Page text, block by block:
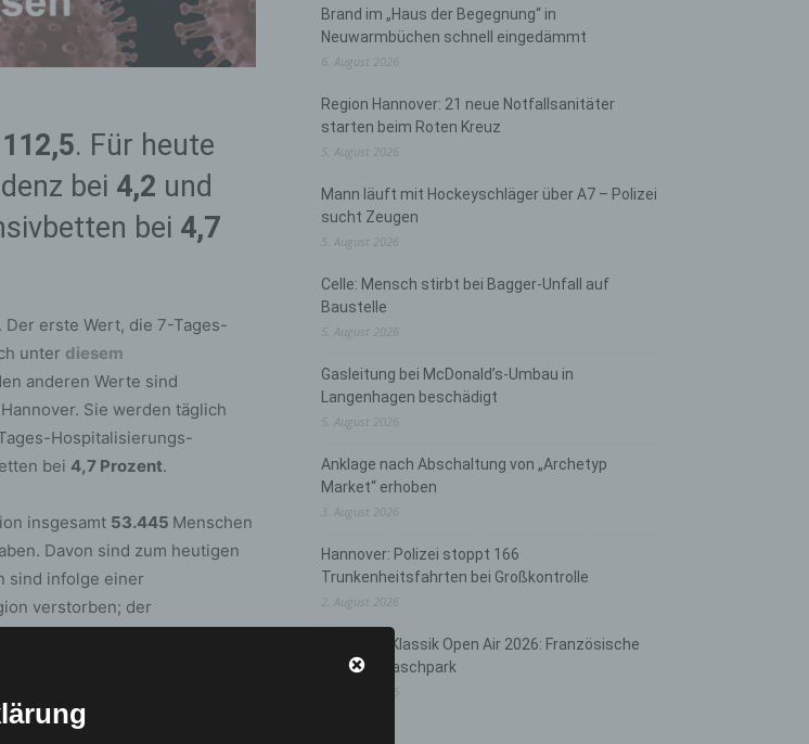
. Für heute
bei 4,2 und
bei 4,7
erste Wert, die 7-Tages-
unter diesem
anderen Werte sind
Sie werden täglich
Hospitalisierungs-
bei 4,7 Prozent.
insgesamt 53.445 Menschen
Davon sind zum heutigen
sind infolge einer
verstorben; der
Brand im „Haus der Begegnung“ in
Neuwarmbüchen schnell eingedämmt
6. August 2026
Region Hannover: 21 neue Notfallsanitäter
starten beim Roten Kreuz
5. August 2026
Mann läuft mit Hockeyschläger über A7 – Polizei
sucht Zeugen
5. August 2026
Celle: Mensch stirbt bei Bagger-Unfall auf
Baustelle
5. August 2026
Gasleitung bei McDonald’s-Umbau in
Langenhagen beschädigt
5. August 2026
Anklage nach Abschaltung von „Archetyp
Market“ erhoben
3. August 2026
Hannover: Polizei stoppt 166
Trunkenheitsfahrten bei Großkontrolle
2. August 2026
Hannover Klassik Open Air 2026: Französische
Oper im Maschpark